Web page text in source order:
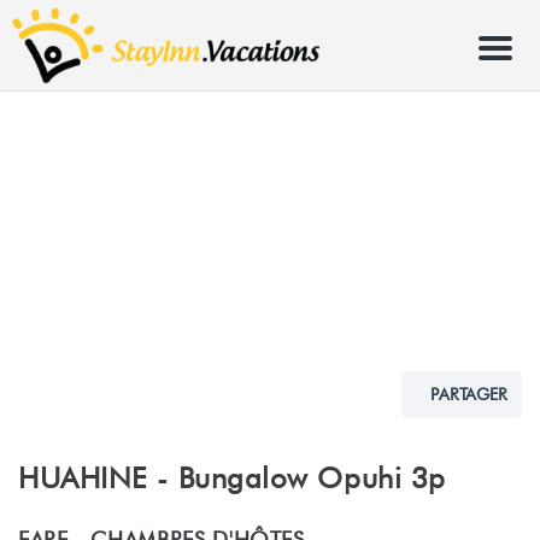
Menu
PARTAGER
HUAHINE - Bungalow Opuhi 3p